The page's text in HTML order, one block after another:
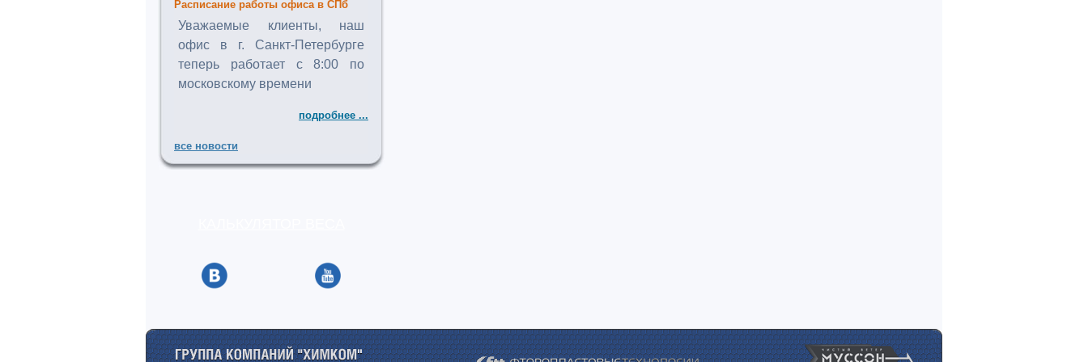
Расписание работы офиса в СПб
Уважаемые клиенты, наш
офис в г. Санкт-Петербурге
теперь работает с 8:00 по
московскому времени
подробнее ...
все новости